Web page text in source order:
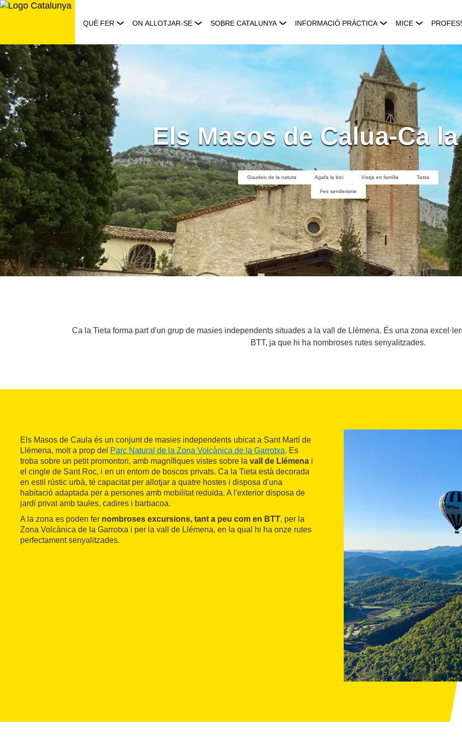
Saltar
QUÈ FER ON ALLOTJAR-SE SOBRE CATALUNYA INFORMACIÓ PRÀCTICA MICE
Els Masos de Calua-Ca
Gaudeix de la natura Agafa la bici Viatja en família Tasta
Fes senderisme
Ca la Tieta forma part d'un grup de masies independents situades a la vall de Llémena. És una zona
BTT, ja que hi ha nombroses rutes senyalitzades.
Els Masos de Caula és un conjunt de masies independents ubicat a Sant Martí de
Llémena, molt a prop del Parc Natural de la Zona Volcànica de la Garrotxa. Es
troba sobre un petit promontori, amb magnífiques vistes sobre la vall de Llémena i
el cingle de Sant Roc, i en un entorn de boscos privats. Ca la Tieta està decorada
en estil rústic urbà, té capacitat per allotjar a quatre hostes i disposa d'una
habitació adaptada per a persones amb mobilitat reduïda. A l'exterior disposa de
jardí privat amb taules, cadires i barbacoa.
A la zona es poden fer nombroses excursions, tant a peu com en BTT, per la
Zona Volcànica de la Garrotxa i per la vall de Llémena, en la qual hi ha onze rutes
perfectament senyalitzades.